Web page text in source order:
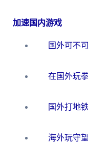
加速国内游戏